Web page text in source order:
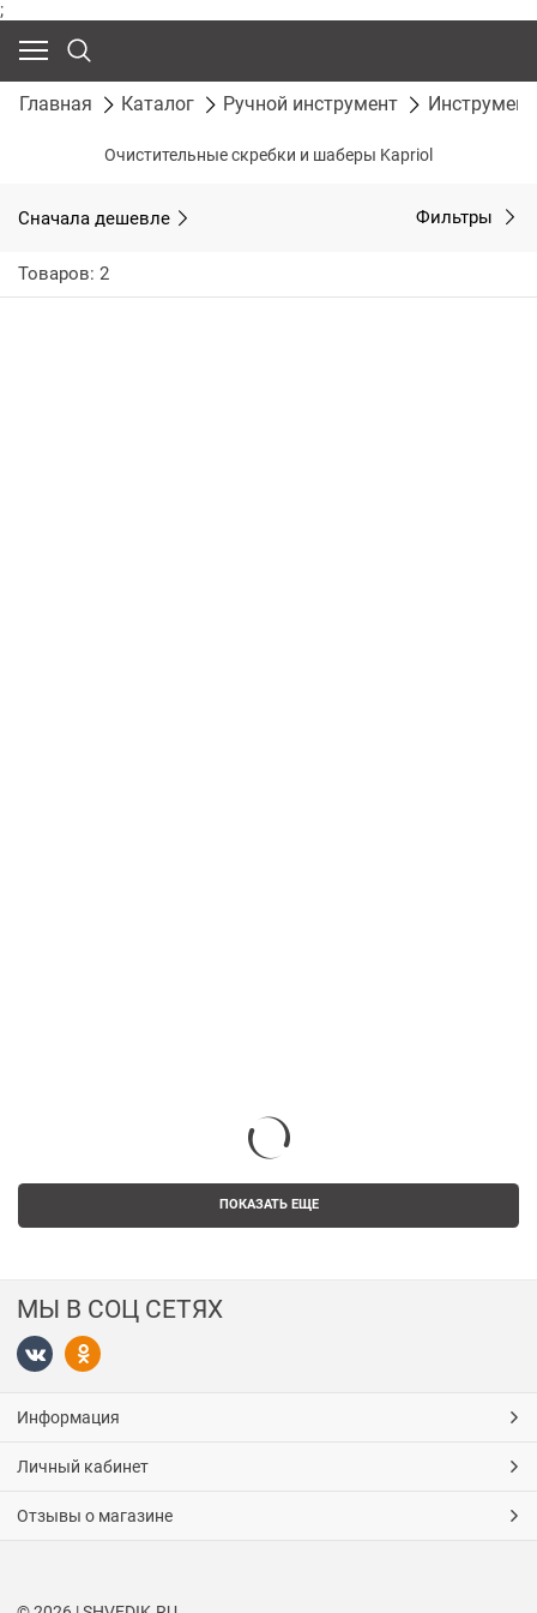
;
Главная Каталог Ручной инструмент
Очистительные скребки и шаберы Kapriol
Сначала дешевле Фильтры
Товаров: 2
ПОКАЗАТЬ ЕЩЕ
МЫ В СОЦ СЕТЯХ
Информация
Личный кабинет
Отзывы о магазине